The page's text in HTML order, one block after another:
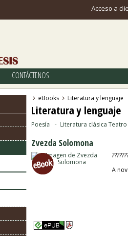
Acceso a
CONTÁCTENOS
eBooks Literatura y lenguaje
Literatura y lenguaje
Poesía Literatura clásica Teatro
Zvezda Solomona
A